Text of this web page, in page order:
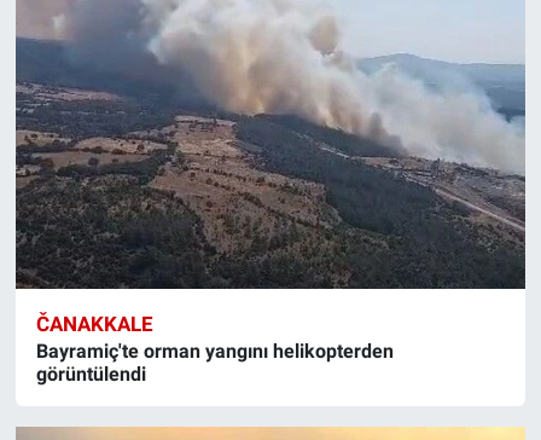
ČANAKKALE
Bayramiç'te orman yangını helikopterden
görüntülendi